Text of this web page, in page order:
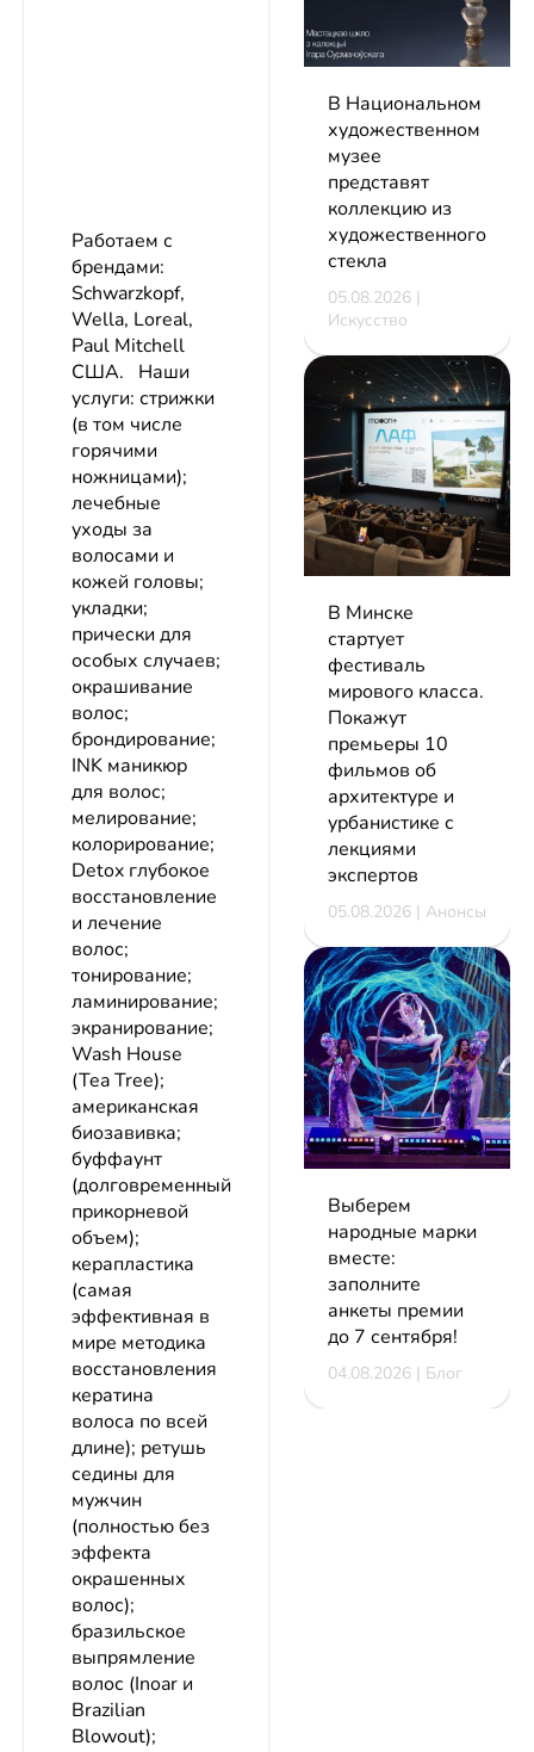
Работаем с
брендами:
Schwarzkopf,
Wella, Loreal,
Paul Mitchell
США. Наши
услуги: стрижки
(в том числе
горячими
ножницами);
лечебные
уходы за
волосами и
кожей головы;
укладки;
прически для
особых случаев;
окрашивание
волос;
брондирование;
INK маникюр
для волос;
мелирование;
колорирование;
Detox глубокое
восстановление
и лечение
волос;
тонирование;
ламинирование;
экранирование;
Wash House
(Tea Tree);
американская
биозавивка;
буффаунт
(долговременный
прикорневой
объем);
керапластика
(самая
эффективная в
мире методика
восстановления
кератина
волоса по всей
длине); ретушь
седины для
мужчин
(полностью без
эффекта
окрашенных
волос);
бразильское
выпрямление
волос (Inoar и
Brazilian
Blowout);
В Национальном
художественном
музее
представят
коллекцию из
художественного
стекла
05.08.2026 |
Искусство
В Минске
стартует
фестиваль
мирового класса.
Покажут
премьеры 10
фильмов об
архитектуре и
урбанистике с
лекциями
экспертов
05.08.2026 | Анонсы
Выберем
народные марки
вместе:
заполните
анкеты премии
до 7 сентября!
04.08.2026 | Блог